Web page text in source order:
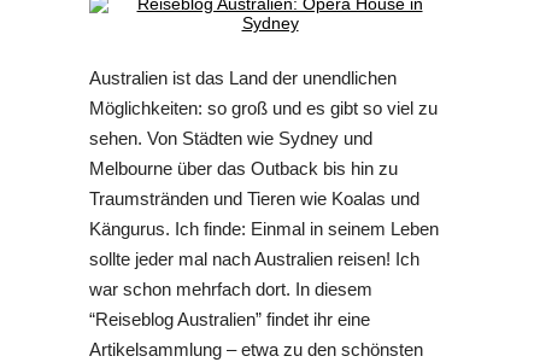
Australien ist das Land der unendlichen
Möglichkeiten: so groß und es gibt so viel zu
sehen. Von Städten wie Sydney und
Melbourne über das Outback bis hin zu
Traumstränden und Tieren wie Koalas und
Kängurus. Ich finde: Einmal in seinem Leben
sollte jeder mal nach Australien reisen! Ich
war schon mehrfach dort. In diesem
“Reiseblog Australien” findet ihr eine
Artikelsammlung – etwa zu den schönsten